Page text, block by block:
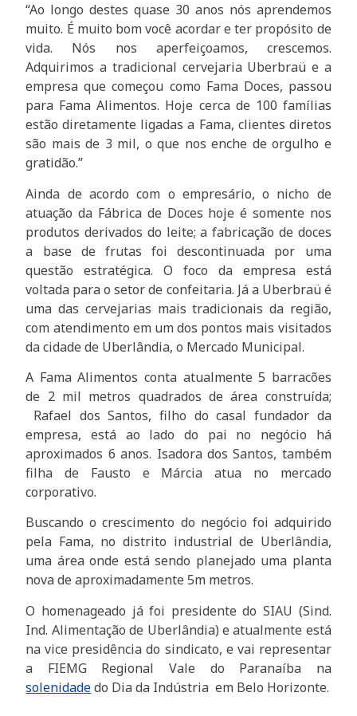
“Ao longo destes quase 30 anos nós aprendemos
muito. É muito bom você acordar e ter propósito de
vida. Nós nos aperfeiçoamos, crescemos.
Adquirimos a tradicional cervejaria Uberbraü e a
empresa que começou como Fama Doces, passou
para Fama Alimentos. Hoje cerca de 100 famílias
estão diretamente ligadas a Fama, clientes diretos
são mais de 3 mil, o que nos enche de orgulho e
gratidão.”
Ainda de acordo com o empresário, o nicho de
atuação da Fábrica de Doces hoje é somente nos
produtos derivados do leite; a fabricação de doces
a base de frutas foi descontinuada por uma
questão estratégica. O foco da empresa está
voltada para o setor de confeitaria. Já a Uberbraü é
uma das cervejarias mais tradicionais da região,
com atendimento em um dos pontos mais visitados
da cidade de Uberlândia, o Mercado Municipal.
A Fama Alimentos conta atualmente 5 barracões
de 2 mil metros quadrados de área construída;
Rafael dos Santos, filho do casal fundador da
empresa, está ao lado do pai no negócio há
aproximados 6 anos. Isadora dos Santos, também
filha de Fausto e Márcia atua no mercado
corporativo.
Buscando o crescimento do negócio foi adquirido
pela Fama, no distrito industrial de Uberlândia,
uma área onde está sendo planejado uma planta
nova de aproximadamente 5m metros.
O homenageado já foi presidente do SIAU (Sind.
Ind. Alimentação de Uberlândia) e atualmente está
na vice presidência do sindicato, e vai representar
a FIEMG Regional Vale do Paranaíba na
solenidadedo Dia da Indústria em Belo Horizonte.